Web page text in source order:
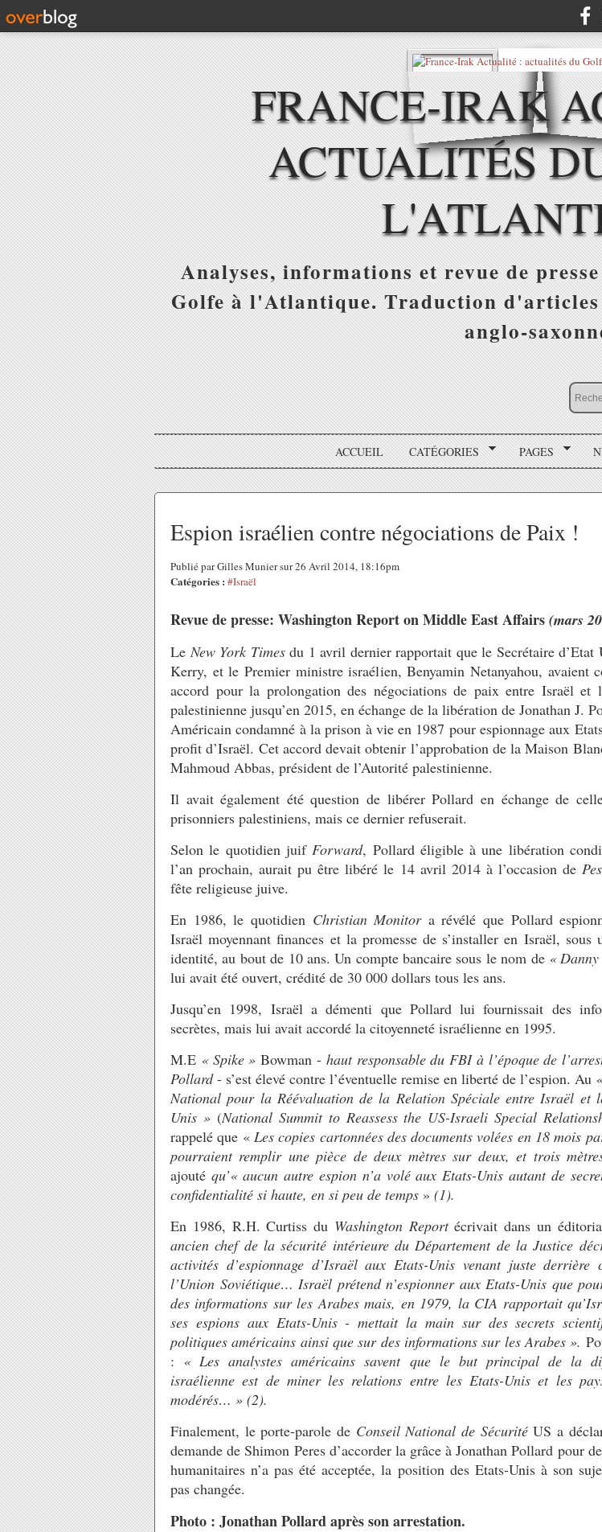
FRANCE-IRAK
ACTUALITÉS
Analyses, informations et revue de
Golfe à l'Atlantique. Traduction d'articles
anglo-
ACCUEIL CATÉGORIES PAGES
Espion israélien contre négociations de Paix !
Publié par Gilles Munier sur 26 Avril 2014, 18:16pm
Catégories : #Israël
Revue de presse: Washington Report on Middle East Affairs (mars
LeNew York Timesdu 1 avril dernier rapportait que le Secrétaire d’Etat
Kerry, et le Premier ministre israélien, Benyamin Netanyahou, avaient
accord pour la prolongation des négociations de paix entre Israël et
palestinienne jusqu’en 2015, en échange de la libération de Jonathan J.
Américain condamné à la prison à vie en 1987 pour espionnage aux
profit d’Israël. Cet accord devait obtenir l’approbation de la Maison
Mahmoud Abbas, président de l’Autorité palestinienne.
Il avait également été question de libérer Pollard en échange de
prisonniers palestiniens, mais ce dernier refuserait.
Selon le quotidien juifForward, Pollard éligible à une libération
l’an prochain, aurait pu être libéré le 14 avril 2014 à l’occasion de
fête religieuse juive.
En 1986, le quotidien Christian Monitora révélé que Pollard
Israël moyennant finances et la promesse de s’installer en Israël, sous
identité, au bout de 10 ans. Un compte bancaire sous le nom de «
lui avait été ouvert, crédité de 30 000 dollars tous les ans.
Jusqu’en 1998, Israël a démenti que Pollard lui fournissait des
secrètes, mais lui avait accordé la citoyenneté israélienne en 1995.
M.E « Spike » Bowman - haut responsable du FBI à l’époque de
Pollard- s’est élevé contre l’éventuelle remise en liberté de l’espion. Au
National pour la Réévaluation de la Relation Spéciale entre Israël et
Unis »(National Summit to Reassess the US-Israeli Special
rappelé que « Les copies cartonnées des documents volées en 18 mois
pourraient remplir une pièce de deux mètres sur deux, et trois
ajouté qu’« aucun autre espion n’a volé aux Etats-Unis autant de
confidentialité si haute, en si peu de temps » (1).
En 1986, R.H. Curtiss du Washington Reportécrivait dans un
ancien chef de la sécurité intérieure du Département de la Justice
activités d’espionnage d’Israël aux Etats-Unis venant juste derrière
l’Union Soviétique… Israël prétend n’espionner aux Etats-Unis que
des informations sur les Arabes mais, en 1979, la CIA rapportait
ses espions aux Etats-Unis - mettait la main sur des secrets
politiques américains ainsi que sur des informations sur les Arabes ».
: « Les analystes américains savent que le but principal de la
israélienne est de miner les relations entre les Etats-Unis et les
modérés… » (2).
Finalement, le porte-parole de Conseil National de SécuritéUS a
demande de Shimon Peres d’accorder la grâce à Jonathan Pollard pour
humanitaires n’a pas été acceptée, la position des Etats-Unis à son
pas changée.
Photo : Jonathan Pollard après son arrestation.